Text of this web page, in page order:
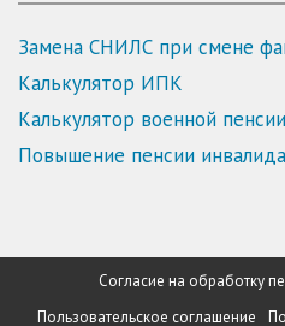
Замена СНИЛС при смене
Калькулятор ИПК
Калькулятор военной пенсии
Повышение пенсии
Согласие на обработку
Пользовательское соглашение